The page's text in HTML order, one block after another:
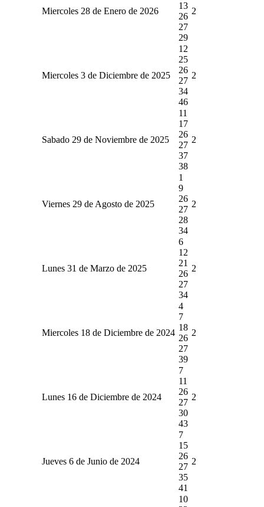
Miercoles 28 de Enero de 2026
13
26
27
29
2
Miercoles 3 de Diciembre de 2025
12
25
26
27
34
46
2
Sabado 29 de Noviembre de 2025
11
17
26
27
37
38
2
Viernes 29 de Agosto de 2025
1
9
26
27
28
34
2
Lunes 31 de Marzo de 2025
6
12
21
26
27
34
2
Miercoles 18 de Diciembre de 2024
4
7
18
26
27
39
2
Lunes 16 de Diciembre de 2024
7
11
26
27
30
43
2
Jueves 6 de Junio de 2024
7
15
26
27
35
41
2
10